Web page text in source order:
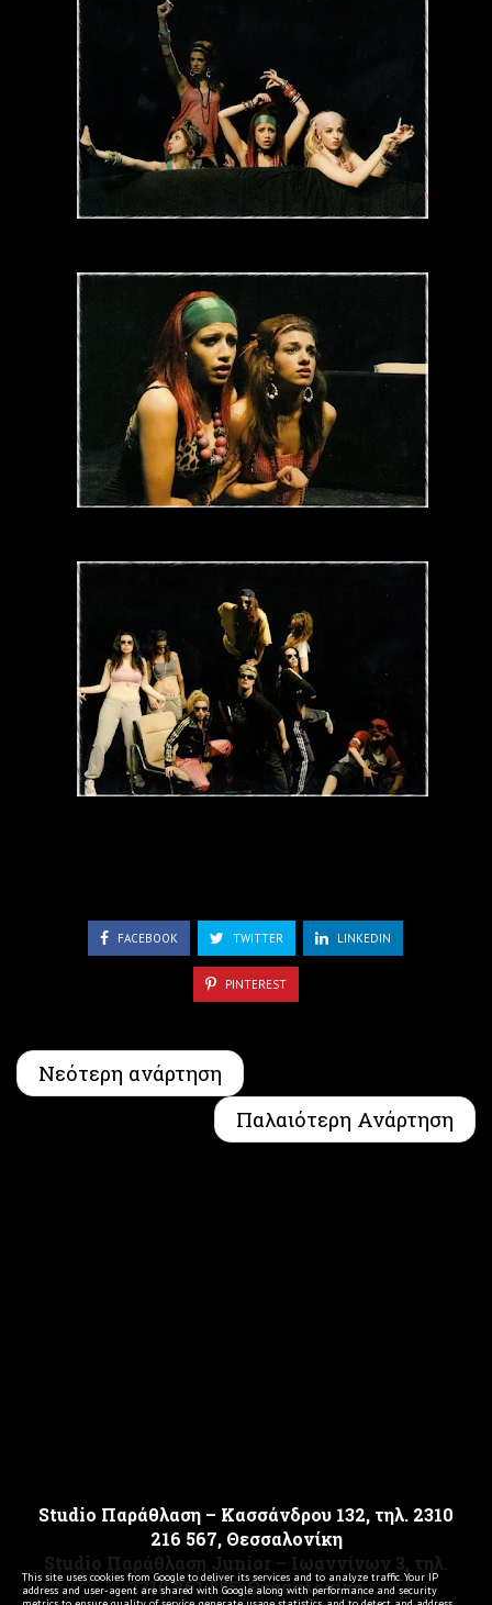
FACEBOOK TWITTER LINKEDIN
PINTEREST
Νεότερη ανάρτηση
Παλαιότερη Ανάρτηση
Studio Παράθλαση – Κασσάνδρου 132, τηλ. 2310
216 567, Θεσσαλονίκη
Studio Παράθλαση Junior – Ιωαννίνων 3, τηλ.
2310 861 555, Θεσσαλονίκη
This site uses cookies from Google to deliver its services and to analyze traffic. Your IP
address and user-agent are shared with Google along with performance and security